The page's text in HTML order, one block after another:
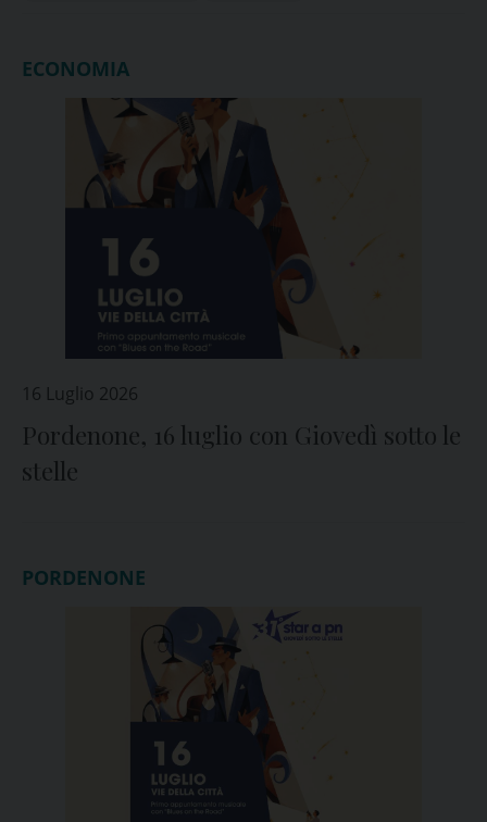
ECONOMIA
16 Luglio 2026
Pordenone, 16 luglio con Giovedì sotto le
stelle
PORDENONE